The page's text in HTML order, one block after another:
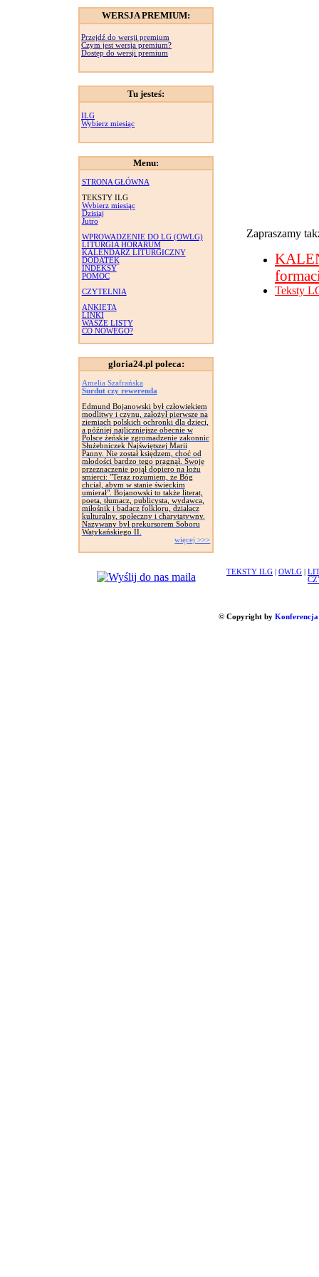
WERSJA PREMIUM:
Przejdź do wersji premium
Czym jest wersja premium?
Dostęp do wersji premium
Tu jesteś:
ILG
Wybierz miesiąc
Menu:
STRONA GŁÓWNA
TEKSTY ILG
Wybierz miesiąc
Dzisiaj
Jutro
WPROWADZENIE DO LG (OWLG)
LITURGIA HORARUM
KALENDARZ LITURGICZNY
DODATEK
INDEKSY
POMOC
CZYTELNIA
ANKIETA
LINKI
WASZE LISTY
CO NOWEGO?
gloria24.pl poleca:
Amelia Szafrańska
Surdut czy rewerenda
Edmund Bojanowski był człowiekiem
modlitwy i czynu, założył pierwsze na
ziemiach polskich ochronki dla dzieci,
a później najliczniejsze obecnie w
Polsce żeńskie zgromadzenie zakonnic
Służebniczek Najświętszej Marii
Panny. Nie został księdzem, choć od
młodości bardzo tego pragnął. Swoje
przeznaczenie pojął dopiero na łożu
smierci: "Teraz rozumiem, że Bóg
chciał, abym w stanie świeckim
umierał". Bojanowski to także literat,
poeta, tłumacz, publicysta, wydawca,
miłośnik i badacz folkloru, działacz
kulturalny, społeczny i charytatywny.
Nazywany był prekursorem Soboru
Watykańskiego II.
więcej >>>
Zapraszamy
Teksty
TEKSTY ILG OWLG
© Copyright by Konferencja